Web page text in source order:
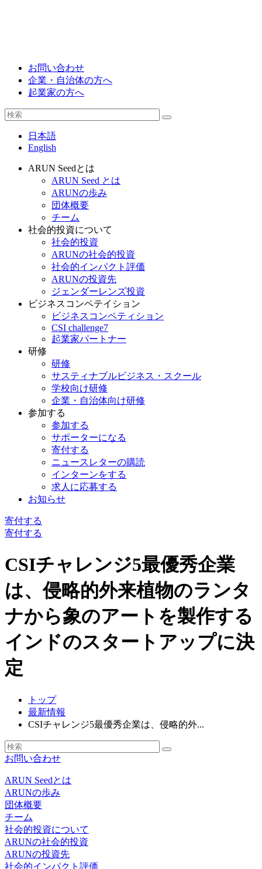
お問い合わせ
企業・自治体の方へ
起業家の方へ
日本語
English
ARUN Seedとは
ARUN Seed とは
ARUNの歩み
団体概要
チーム
社会的投資について
社会的投資
ARUNの社会的投資
社会的インパクト評価
ARUNの投資先
ジェンダーレンズ投資
ビジネスコンペテイション
ビジネスコンペティション
CSI challenge7
起業家パートナー
研修
研修
サスティナブルビジネス・スクール
学校向け研修
企業・自治体向け研修
参加する
参加する
サポーターになる
寄付する
ニュースレターの購読
インターンをする
求人に応募する
お知らせ
寄付する
寄付する
CSIチャレンジ5最優秀企業
は、侵略的外来植物のランタ
ナから象のアートを製作する
インドのスタートアップに決
定
トップ
最新情報
CSIチャレンジ5最優秀企業は、侵略的外...
お問い合わせ
ARUN Seedとは
ARUNの歩み
団体概要
チーム
社会的投資について
ARUNの社会的投資
ARUNの投資先
社会的インパクト評価